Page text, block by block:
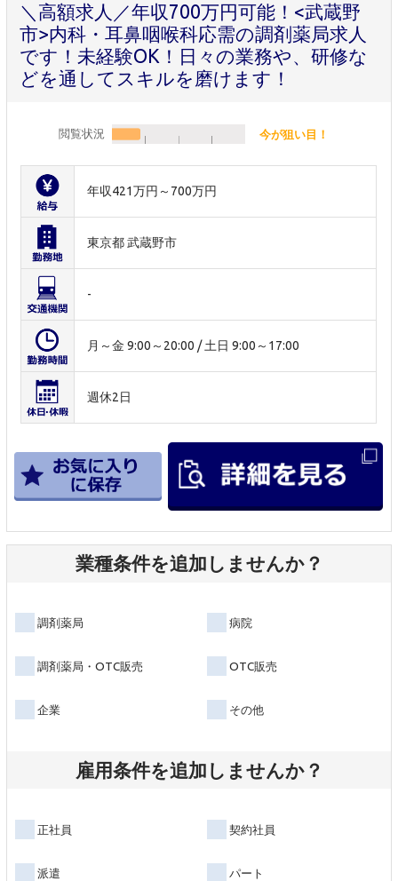
＼高額求人／年収700万円可能！<武蔵野
市>内科・耳鼻咽喉科応需の調剤薬局求人
です！未経験OK！日々の業務や、研修な
どを通してスキルを磨けます！
閲覧状況 今が狙い目！
年収421万円～700万円
東京都 武蔵野市
-
月～金 9:00～20:00 / 土日 9:00～17:00
週休2日
業種条件を追加しませんか？
調剤薬局 病院
調剤薬局・OTC販売 OTC販売
企業 その他
雇用条件を追加しませんか？
正社員 契約社員
派遣 パート